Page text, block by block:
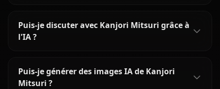
Puis-je discuter avec Kanjori Mitsuri grâce à
l'IA ?
Puis-je générer des images IA de Kanjori
Mitsuri ?